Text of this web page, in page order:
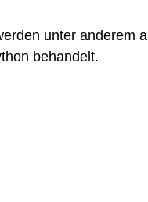
unter anderem
behandelt.